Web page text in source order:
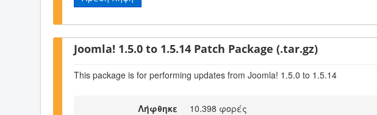
Joomla! 1.5.0 to 1.5.14 Patch Package (.tar.gz)
This package is for performing updates from Joomla! 1.5.0 to 1.5.14
Λήφθηκε
10.398 φορές